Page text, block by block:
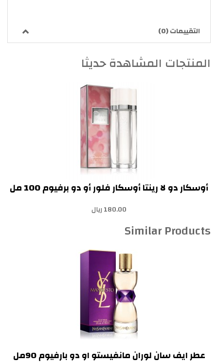
التقييمات (0)
المنتجات المشاهدة حديثا
أوسكار دو لا رينتا أوسكار فلور أو دو برفيوم 100 مل
180.00 ريال
Similar Products
عطر ايف سان لوران مانفيستو او دو بارفيوم 90مل